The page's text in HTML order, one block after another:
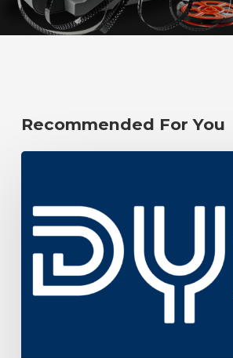
Recommended For You